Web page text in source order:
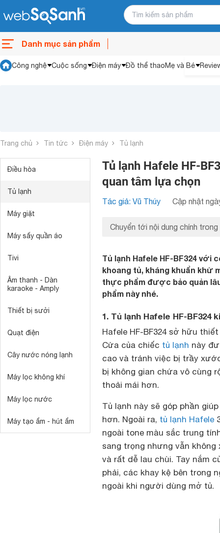
Danh mục sản phẩm
Công nghệ Cuộc sống Điện máy Đồ thể thaoMẹ và Bé
Trang chủ Tin tức Điện máy Tủ lạnh
Điều hòa
Tủ lạnh
Máy giặt
Máy sấy quần áo
Tivi
Âm thanh - Dàn
karaoke - Amply
Thiết bị sưởi
Quạt điện
Cây nước nóng lạnh
Máy lọc không khí
Máy lọc nước
Máy tạo ẩm - hút ẩm
Tủ lạnh Hafele HF-
quan tâm lựa chọn
Tác giả: Vũ Thúy Cập nhật
Chuyển tới nội dung chính trong
Tủ lạnh Hafele HF-BF324
khoang tủ, kháng khuẩn khử
thực phẩm được bảo quản
phẩm này nhé.
1. Tủ lạnh Hafele HF-BF324
Hafele HF-BF324 sở hữu
Cửa của chiếc tủ lạnh này
cao và tránh việc bị trầy
bị không gian chứa vô cùng
thoải mái hơn.
Tủ lạnh này sẽ góp phần
hơn. Ngoài ra, tủ lạnh Hafele
ngoài tone màu sắc trung
sang trọng nhưng vẫn
và rất dễ lau chùi. Tay nắm
phải, các khay kệ bên trong
ngoài khi người dùng mở tủ.